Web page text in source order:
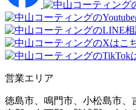
営業エリア
徳島市、鳴門市、小松島市、